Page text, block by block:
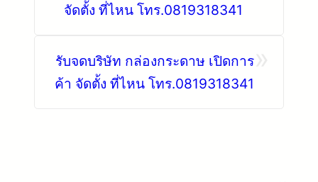
จัดตั้ง ที่ไหน โทร.0819318341
รับจดบริษัท กล่องกระดาษ เปิดการ
ค้า จัดตั้ง ที่ไหน โทร.0819318341